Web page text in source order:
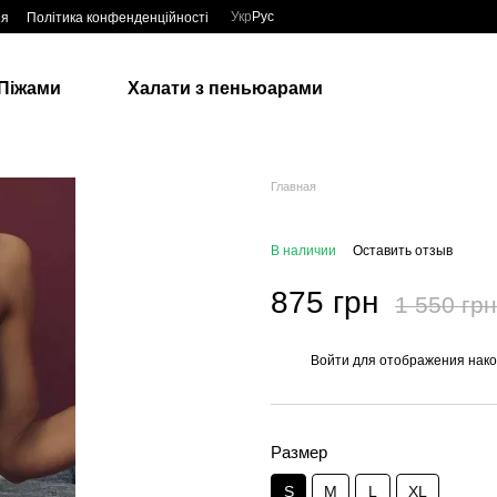
Політика конфенденційності Укр Рус
Піжами Халати з пеньюарами
Главная
В наличии Оставить отзыв
875 грн 1 550 грн
Войти для отображения
Размер
S M L XL